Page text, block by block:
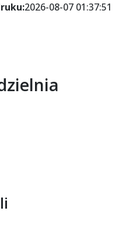
2026-08-07 01:37:51